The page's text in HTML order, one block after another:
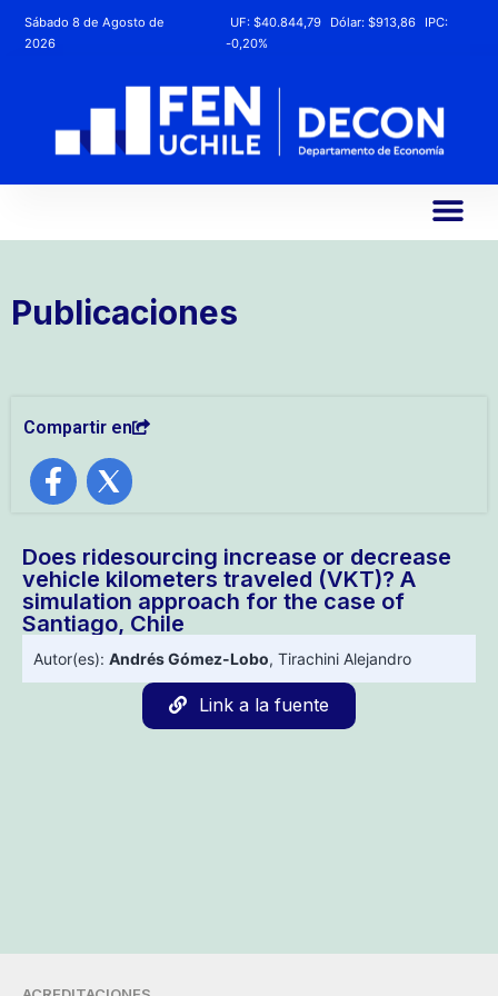
Sábado 8 de Agosto de
2026
UF:$40.844,79 Dólar:$913,86
IPC:
-0,20%
Publicaciones
Compartir en
Does ridesourcing increase or decrease
vehicle kilometers traveled (VKT)? A
simulation approach for the case of
Santiago, Chile
Autor(es): Andrés Gómez-Lobo, Tirachini Alejandro
Link a la fuente